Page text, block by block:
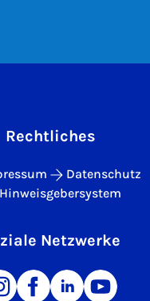
Rechtliches
Datenschutz
Hinweisgebersystem
Netzwerke